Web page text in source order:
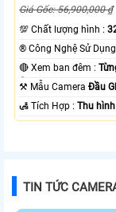
Giá Gốc: 56,900,000 ₫
💯 Chất lượng hình :
🔴 Xem ban đêm :
Camera .
⚒ Mẫu CameraĐầu
️🛃 Tích Hợp :Thu
TIN TỨC